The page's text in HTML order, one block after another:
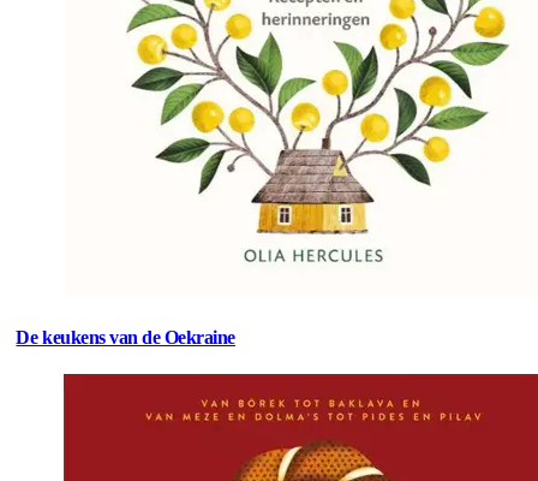
De keukens van de Oekraine